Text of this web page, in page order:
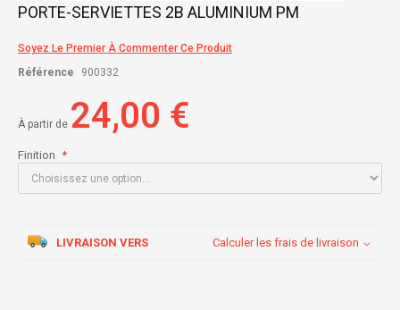
Skip
beginning
of
gallery
PORTE-SERVIETTES 2B ALUMINIUM PM
Soyez Le Premier À Commenter Ce Produit
Référence
900332
À partir de 24,00 €
Finition
LIVRAISON VERS Calculer les frais de livraison